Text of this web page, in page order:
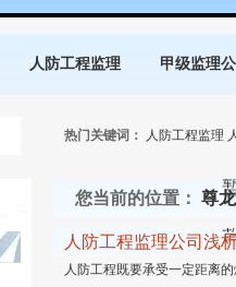
人防工程监理 甲级监理
热门关键词： 人防工程监理
您当前的位置： 尊
人防工程监理公司浅
人防工程既要承受一定距离